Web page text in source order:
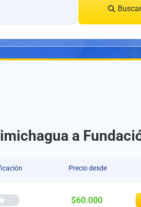
a
Precio desde
-- $60.000